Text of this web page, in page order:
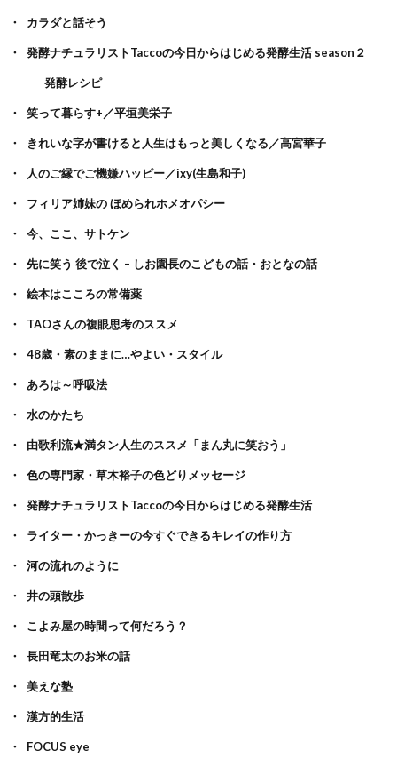
カラダと話そう
発酵ナチュラリストTaccoの今日からはじめる発酵生活 season２
発酵レシピ
笑って暮らす+／平垣美栄子
きれいな字が書けると人生はもっと美しくなる／高宮華子
人のご縁でご機嫌ハッピー／ixy(生島和子)
フィリア姉妹の ほめられホメオパシー
今、ここ、サトケン
先に笑う 後で泣く – しお園長のこどもの話・おとなの話
絵本はこころの常備薬
TAOさんの複眼思考のススメ
48歳・素のままに…やよい・スタイル
あろは～呼吸法
水のかたち
由歌利流★満タン人生のススメ「まん丸に笑おう」
色の専門家・草木裕子の色どりメッセージ
発酵ナチュラリストTaccoの今日からはじめる発酵生活
ライター・かっきーの今すぐできるキレイの作り方
河の流れのように
井の頭散歩
こよみ屋の時間って何だろう？
長田竜太のお米の話
美えな塾
漢方的生活
FOCUS eye